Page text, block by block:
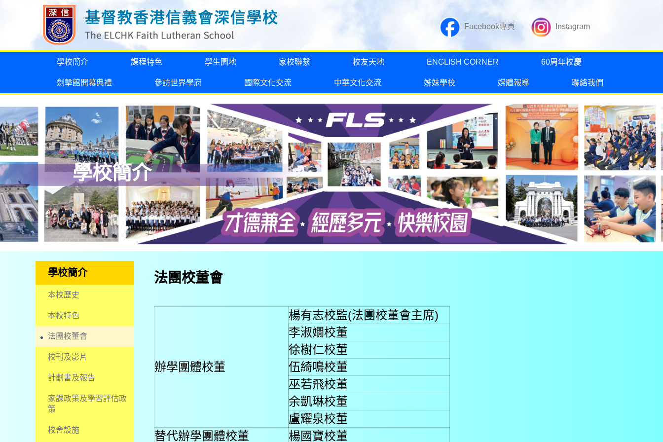
Facebook專頁 Instagram
學校簡介 課程特色 學生園地 家校聯繫 校友天地 ENGLISH CORNER 60周年校慶
劍擊館開幕典禮 參訪世界學府 國際文化交流 中華文化交流 姊妹學校 媒體報導 聯絡我們
學校簡介
學校簡介
本校歷史
本校特色
法團校董會
校刊及影片
計劃書及報告
家課政策及學習評估政
策
校舍設施
法團校董會
辦學團體校董
楊有志校監(法團校董會主席)
李淑嫺校董
徐樹仁校董
伍綺鳴校董
巫若飛校董
余凱琳校董
盧耀泉校董
替代辦學團體校董
楊國寶校董